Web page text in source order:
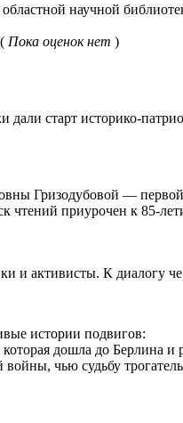
научной
( Пока оценок нет )
старт историко-
Гризодубовой —
чтений приурочен к 85-
и активисты. К диалогу
истории подвигов:
дошла до Берлина и
чью судьбу